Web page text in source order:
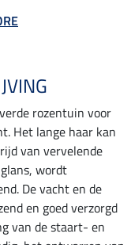
rozentuin voor
Het lange haar kan
van vervelende
wordt
De vacht en de
en goed verzorgd
van de staart- en